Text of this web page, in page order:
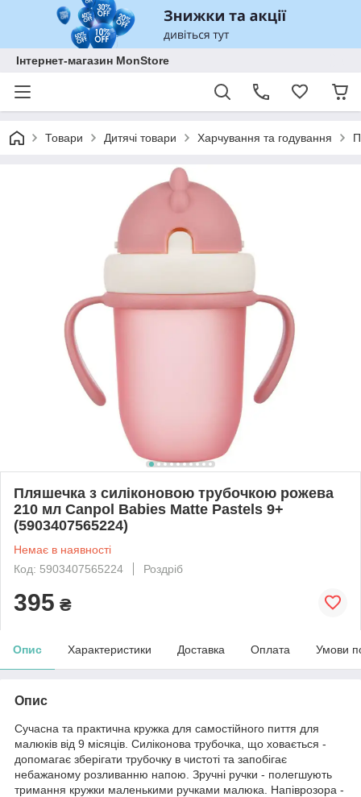
Інтернет-магазин MonStore
Товари Дитячі товари Харчування та годування
Пляшечка з силіконовою трубочкою рожева
210 мл Canpol Babies Matte Pastels 9+
(5903407565224)
Немає в наявності
Код: 5903407565224
Роздріб
395 ₴
Опис Характеристики Доставка Оплата Умови
Опис
Сучасна та практична кружка для самостійного пиття для
малюків від 9 місяців. Силіконова трубочка, що ховається -
допомагає зберігати трубочку в чистоті та запобігає
небажаному розливанню напою. Зручні ручки - полегшують
тримання кружки маленькими ручками малюка. Напіврозора -